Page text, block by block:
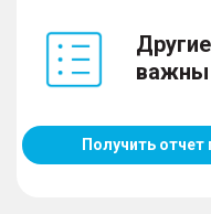
важны
Получить